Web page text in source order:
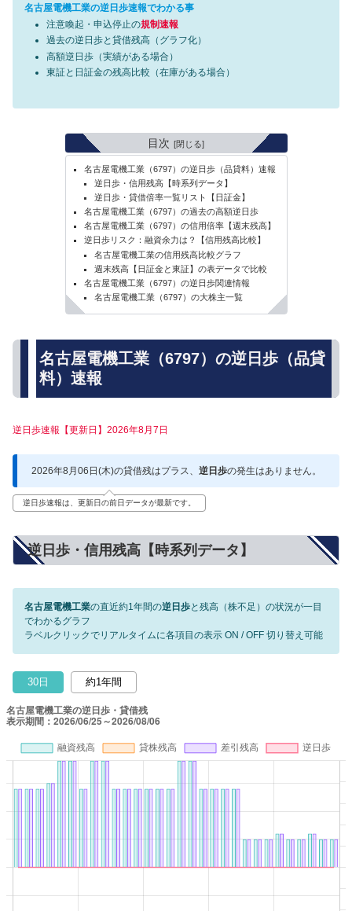
名古屋電機工業の逆日歩速報でわかる事
注意喚起・申込停止の規制速報
過去の逆日歩と貸借残高（グラフ化）
高額逆日歩（実績がある場合）
東証と日証金の残高比較（在庫がある場合）
目次
名古屋電機工業（6797）の逆日歩（品貸料）速報
逆日歩・信用残高【時系列データ】
逆日歩・貸借倍率一覧リスト【日証金】
名古屋電機工業（6797）の過去の高額逆日歩
名古屋電機工業（6797）の信用倍率【週末残高】
逆日歩リスク：融資余力は？【信用残高比較】
名古屋電機工業の信用残高比較グラフ
週末残高【日証金と東証】の表データで比較
名古屋電機工業（6797）の逆日歩関連情報
名古屋電機工業（6797）の大株主一覧
名古屋電機工業（6797）の逆日歩（品貸
料）速報
逆日歩速報【更新日】2026年8月7日
2026年8月06日(木)の貸借残はプラス、 逆日歩の発生はありません。
逆日歩速報は、更新日の前日データが最新です。
逆日歩・信用残高【時系列データ】
名古屋電機工業の直近約1年間の逆日歩と残高（株不足）の状況が一目
でわかるグラフ
ラベルクリックでリアルタイムに各項目の表示 ON / OFF 切り替え可能
30日 約1年間